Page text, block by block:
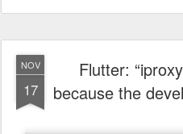
NOV
17
Flutter:
because the